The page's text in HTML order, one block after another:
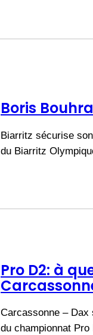
Boris
Biarritz sécurise
du Biarritz
Pro D2: à
Carcassonne – Dax
du championnat